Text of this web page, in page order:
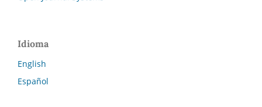
Idioma
English
Español